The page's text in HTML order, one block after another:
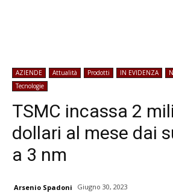
AZIENDE Attualità Prodotti IN EVIDENZA
Tecnologie
TSMC incassa 2
dollari al mese dai
a 3 nm
Arsenio Spadoni Giugno 30, 2023